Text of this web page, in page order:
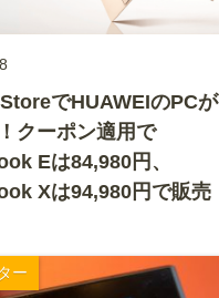
でHUAWEIのPCが
クーポン適用で
Eは84,980円、
Xは94,980円で販売
ー